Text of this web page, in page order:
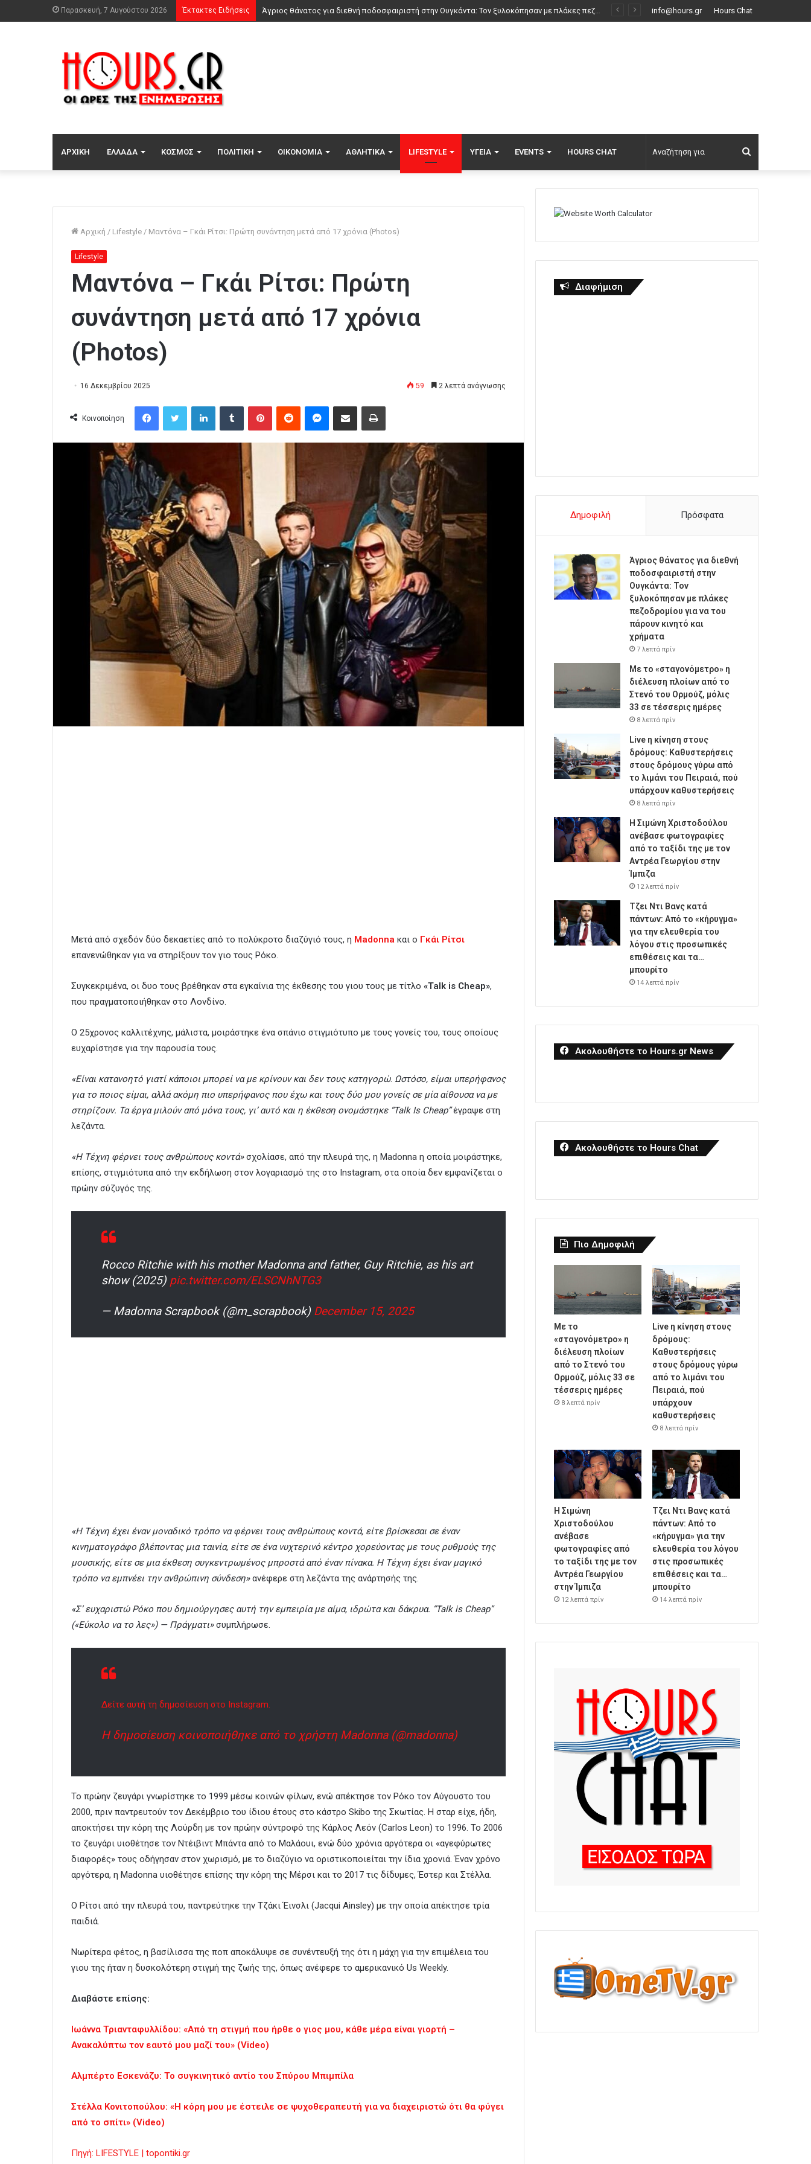
Παρασκευή, 7 Αυγούστου 2026 Έκτακτες Ειδήσεις Με το «σταγονόμετρο» η διέλευση πλοίων από το Στενό του Ορμούζ, μόλις 33 σε τέσσερις ημέρες info@hours.gr Hours Chat
ΑΡΧΙΚΉ ΕΛΛΆΔΑ ΚΌΣΜΟΣ ΠΟΛΙΤΙΚΉ ΟΙΚΟΝΟΜΊΑ ΑΘΛΗΤΙΚΆ LIFESTYLE ΥΓΕΊΑ EVENTS HOURS CHAT
για
Αρχική / Lifestyle / Μαντόνα – Γκάι Ρίτσι: Πρώτη συνάντηση μετά από 17 χρόνια (Photos)
Lifestyle
Μαντόνα – Γκάι Ρίτσι: Πρώτη
συνάντηση μετά από 17 χρόνια
(Photos)
16 Δεκεμβρίου 2025 59 2 λεπτά ανάγνωσης
Κοινοποίηση
Μετά από σχεδόν δύο δεκαετίες από το πολύκροτο διαζύγιό τους, η Madonna και ο Γκάι Ρίτσι
επανενώθηκαν για να στηρίξουν τον γιο τους Ρόκο.
Συγκεκριμένα, οι δυο τους βρέθηκαν στα εγκαίνια της έκθεσης του γιου τους με τίτλο «Talk is Cheap»,
που πραγματοποιήθηκαν στο Λονδίνο.
Ο 25χρονος καλλιτέχνης, μάλιστα, μοιράστηκε ένα σπάνιο στιγμιότυπο με τους γονείς του, τους οποίους
ευχαρίστησε για την παρουσία τους.
«Είναι κατανοητό γιατί κάποιοι μπορεί να με κρίνουν και δεν τους κατηγορώ. Ωστόσο, είμαι υπερήφανος
για το ποιος είμαι, αλλά ακόμη πιο υπερήφανος που έχω και τους δύο μου γονείς σε μία αίθουσα να με
στηρίζουν. Τα έργα μιλούν από μόνα τους, γι’ αυτό και η έκθεση ονομάστηκε “Talk Is Cheap”έγραψε στη
λεζάντα.
«Η Τέχνη φέρνει τους ανθρώπους κοντά»σχολίασε, από την πλευρά της, η Madonna η οποία μοιράστηκε,
επίσης, στιγμιότυπα από την εκδήλωση στον λογαριασμό της στο Instagram, στα οποία δεν εμφανίζεται ο
πρώην σύζυγός της.
Rocco Ritchie with his mother Madonna and father, Guy Ritchie, as his art
show (2025) pic.twitter.com/ELSCNhNTG3
— Madonna Scrapbook (@m_scrapbook) December 15, 2025
«Η Τέχνη έχει έναν μοναδικό τρόπο να φέρνει τους ανθρώπους κοντά, είτε βρίσκεσαι σε έναν
κινηματογράφο βλέποντας μια ταινία, είτε σε ένα νυχτερινό κέντρο χορεύοντας με τους ρυθμούς της
μουσικής, είτε σε μια έκθεση συγκεντρωμένος μπροστά από έναν πίνακα. Η Τέχνη έχει έναν μαγικό
τρόπο να εμπνέει την ανθρώπινη σύνδεση»ανέφερε στη λεζάντα της ανάρτησής της.
«Σ’ ευχαριστώ Ρόκο που δημιούργησες αυτή την εμπειρία με αίμα, ιδρώτα και δάκρυα. “Talk is Cheap”
(«Εύκολο να το λες») — Πράγματι»συμπλήρωσε.
Δείτε αυτή τη δημοσίευση στο Instagram.
Η δημοσίευση κοινοποιήθηκε από το χρήστη Madonna (@madonna)
Το πρώην ζευγάρι γνωρίστηκε το 1999 μέσω κοινών φίλων, ενώ απέκτησε τον Ρόκο τον Αύγουστο του
2000, πριν παντρευτούν τον Δεκέμβριο του ίδιου έτους στο κάστρο Skibo της Σκωτίας. Η σταρ είχε, ήδη,
αποκτήσει την κόρη της Λούρδη με τον πρώην σύντροφό της Κάρλος Λεόν (Carlos Leon) το 1996. Το 2006
το ζευγάρι υιοθέτησε τον Ντέιβιντ Μπάντα από το Μαλάουι, ενώ δύο χρόνια αργότερα οι «αγεφύρωτες
διαφορές» τους οδήγησαν στον χωρισμό, με το διαζύγιο να οριστικοποιείται την ίδια χρονιά. Έναν χρόνο
αργότερα, η Madonna υιοθέτησε επίσης την κόρη της Mέρσι και το 2017 τις δίδυμες, Έστερ και Στέλλα.
Ο Ρίτσι από την πλευρά του, παντρεύτηκε την Τζάκι Έινσλι (Jacqui Ainsley) με την οποία απέκτησε τρία
παιδιά.
Νωρίτερα φέτος, η βασίλισσα της ποπ αποκάλυψε σε συνέντευξή της ότι η μάχη για την επιμέλεια του
γιου της ήταν η δυσκολότερη στιγμή της ζωής της, όπως ανέφερε το αμερικανικό Us Weekly.
Διαβάστε επίσης:
Ιωάννα Τριανταφυλλίδου: «Από τη στιγμή που ήρθε ο γιος μου, κάθε μέρα είναι γιορτή –
Ανακαλύπτω τον εαυτό μου μαζί του» (Video)
Αλμπέρτο Εσκενάζυ: Το συγκινητικό αντίο του Σπύρου Μπιμπίλα
Στέλλα Κονιτοπούλου: «Η κόρη μου με έστειλε σε ψυχοθεραπευτή για να διαχειριστώ ότι θα φύγει
από το σπίτι» (Video)
Πηγή: LIFESTYLE | topontiki.gr
Διαφήμιση
Δημοφιλή Πρόσφατα
Άγριος θάνατος για διεθνή
ποδοσφαιριστή στην
Ουγκάντα: Τον
ξυλοκόπησαν με πλάκες
πεζοδρομίου για να του
πάρουν κινητό και
χρήματα
7 λεπτά πρίν
Με το «σταγονόμετρο» η
διέλευση πλοίων από το
Στενό του Ορμούζ, μόλις
33 σε τέσσερις ημέρες
8 λεπτά πρίν
Live η κίνηση στους
δρόμους: Καθυστερήσεις
στους δρόμους γύρω από
το λιμάνι του Πειραιά, πού
υπάρχουν καθυστερήσεις
8 λεπτά πρίν
Η Σιμώνη Χριστοδούλου
ανέβασε φωτογραφίες
από το ταξίδι της με τον
Αντρέα Γεωργίου στην
Ίμπιζα
12 λεπτά πρίν
Τζει Ντι Βανς κατά
πάντων: Από το «κήρυγμα»
για την ελευθερία του
λόγου στις προσωπικές
επιθέσεις και τα…
μπουρίτο
14 λεπτά πρίν
Ακολουθήστε το Hours.gr News
Ακολουθήστε το Hours Chat
Πιο Δημοφιλή
Με το
«σταγονόμετρο» η
διέλευση πλοίων
από το Στενό του
Ορμούζ, μόλις 33 σε
τέσσερις ημέρες
8 λεπτά πρίν
Live η κίνηση στους
δρόμους:
Καθυστερήσεις
στους δρόμους γύρω
από το λιμάνι του
Πειραιά, πού
υπάρχουν
καθυστερήσεις
8 λεπτά πρίν
Η Σιμώνη
Χριστοδούλου
ανέβασε
φωτογραφίες από
το ταξίδι της με τον
Αντρέα Γεωργίου
στην Ίμπιζα
12 λεπτά πρίν
Τζει Ντι Βανς κατά
πάντων: Από το
«κήρυγμα» για την
ελευθερία του λόγου
στις προσωπικές
επιθέσεις και τα…
μπουρίτο
14 λεπτά πρίν